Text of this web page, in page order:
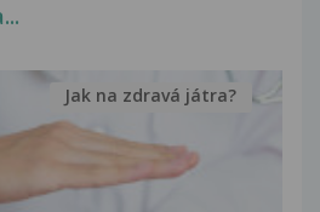
Jak na zdravá játra?